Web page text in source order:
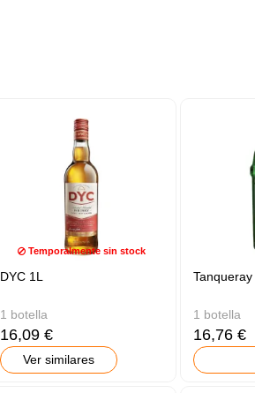
Temporalmente sin stock
DYC 1L
1 botella
16,09 €
Ver similares
1 botella
16,76 €